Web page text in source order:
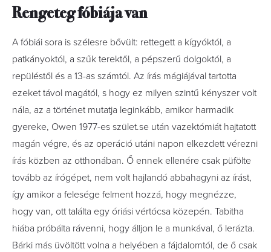
Rengeteg fóbiája van
A fóbiái sora is szélesre bővült: rettegett a kígyóktól, a
patkányoktól, a szűk terektől, a pépszerű dolgoktól, a
repüléstől és a 13-as számtól. Az írás mágiájával tartotta
ezeket távol magától, s hogy ez milyen szintű kényszer volt
nála, az a történet mutatja leginkább, amikor harmadik
gyereke, Owen 1977-es szület.se után vazektómiát hajtatott
magán végre, és az operáció utáni napon elkezdett vérezni
írás közben az otthonában. Ő ennek ellenére csak püfölte
tovább az írógépet, nem volt hajlandó abbahagyni az írást,
így amikor a felesége felment hozzá, hogy megnézze,
hogy van, ott találta egy óriási vértócsa közepén. Tabitha
hiába próbálta rávenni, hogy álljon le a munkával, ő lerázta.
Bárki más üvöltött volna a helyében a fájdalomtól, de ő csak